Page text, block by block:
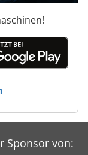
Sponsor von: